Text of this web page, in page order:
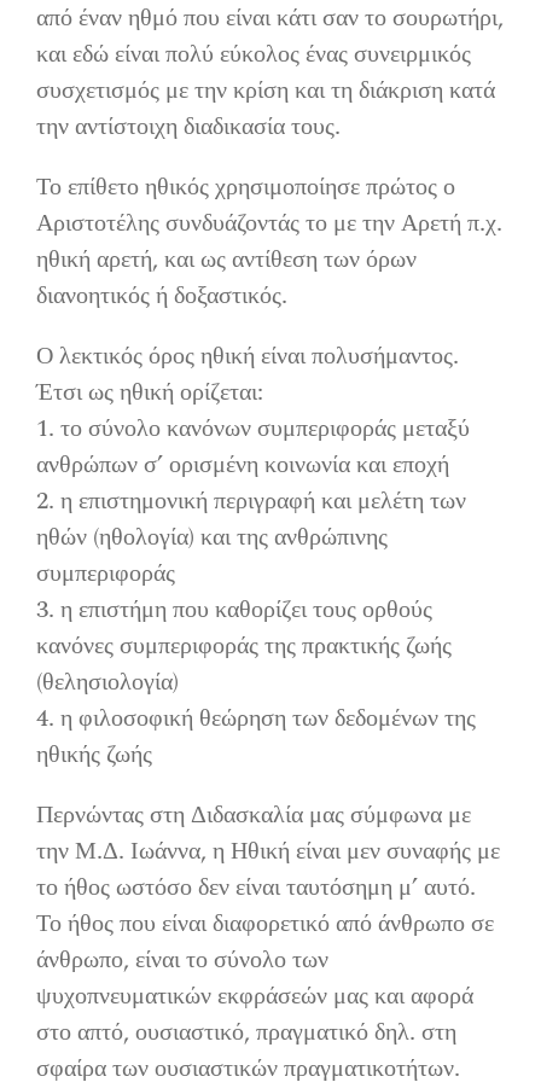
από έναν ηθμό που είναι κάτι σαν το σουρωτήρι,
και εδώ είναι πολύ εύκολος ένας συνειρμικός
συσχετισμός με την κρίση και τη διάκριση κατά
την αντίστοιχη διαδικασία τους.
Το επίθετο ηθικός χρησιμοποίησε πρώτος ο
Αριστοτέλης συνδυάζοντάς το με την Αρετή π.χ.
ηθική αρετή, και ως αντίθεση των όρων
διανοητικός ή δοξαστικός.
Ο λεκτικός όρος ηθική είναι πολυσήμαντος.
Έτσι ως ηθική ορίζεται:
1. το σύνολο κανόνων συμπεριφοράς μεταξύ
ανθρώπων σ’ ορισμένη κοινωνία και εποχή
2. η επιστημονική περιγραφή και μελέτη των
ηθών (ηθολογία) και της ανθρώπινης
συμπεριφοράς
3. η επιστήμη που καθορίζει τους ορθούς
κανόνες συμπεριφοράς της πρακτικής ζωής
(θελησιολογία)
4. η φιλοσοφική θεώρηση των δεδομένων της
ηθικής ζωής
Περνώντας στη Διδασκαλία μας σύμφωνα με
την Μ.Δ. Ιωάννα, η Ηθική είναι μεν συναφής με
το ήθος ωστόσο δεν είναι ταυτόσημη μ’ αυτό.
Το ήθος που είναι διαφορετικό από άνθρωπο σε
άνθρωπο, είναι το σύνολο των
ψυχοπνευματικών εκφράσεών μας και αφορά
στο απτό, ουσιαστικό, πραγματικό δηλ. στη
σφαίρα των ουσιαστικών πραγματικοτήτων.